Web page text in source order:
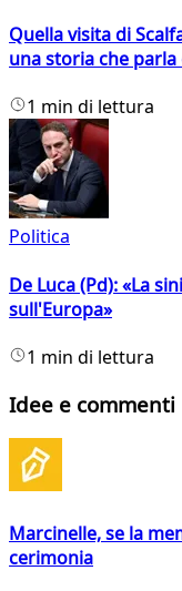
Quella visita di
una storia che
1 min di lettura
Politica
De Luca (Pd): «La
sull'Europa»
1 min di lettura
Idee e commenti
Marcinelle, se la
cerimonia